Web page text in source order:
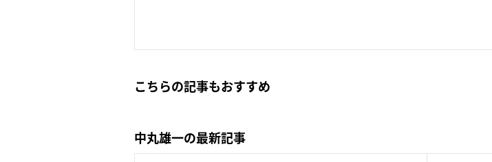
こちらの記事もおすすめ
中丸雄一の最新記事